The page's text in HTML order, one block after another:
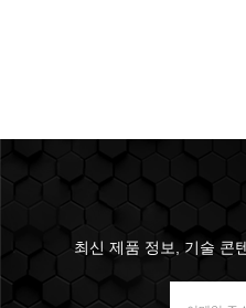
최신 제품 정보, 기술 콘